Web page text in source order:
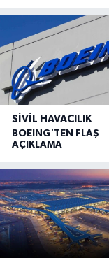
SIVIL HAVACILIK
BOEING'TEN FLAŞ
AÇIKLAMA